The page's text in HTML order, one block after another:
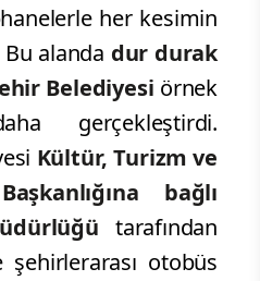
her kesimin
alanda dur durak
Belediyesi örnek
gerçekleştirdi.
Kültür, Turizm ve
bağlı
tarafından
otobüs